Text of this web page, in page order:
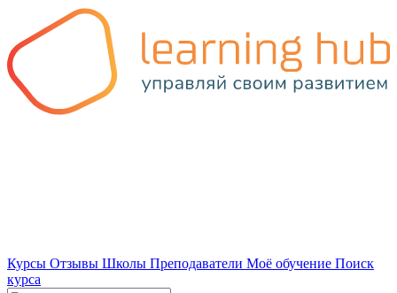
Курсы Отзывы Школы Преподаватели Моё обучение Поиск
курса